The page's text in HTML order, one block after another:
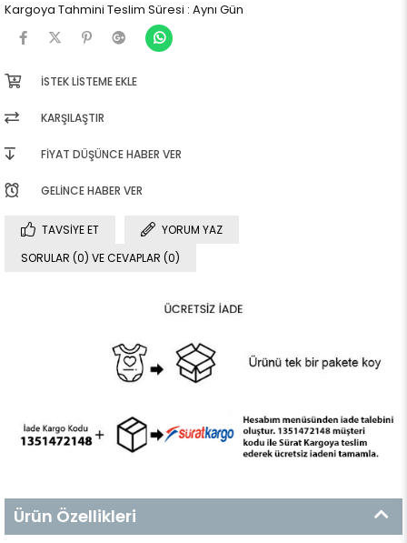
Kargoya Tahmini Teslim Süresi : Aynı Gün
İSTEK LISTEME EKLE
KARŞILAŞTIR
FIYAT DÜŞÜNCE HABER VER
GELINCE HABER VER
TAVSIYE ET
YORUM YAZ
SORULAR (0) VE CEVAPLAR (0)
Ürün Özellikleri